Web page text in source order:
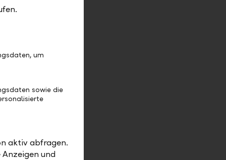
um
sowie die
aktiv abfragen.
und